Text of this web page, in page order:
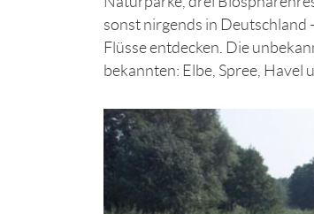
sonst nirgends in Deutschland
Flüsse entdecken. Die
bekannten: Elbe, Spree, Havel